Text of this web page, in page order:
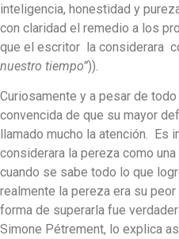
inteligencia, honestidad y
con claridad el remedio a los
que el escritor la considerara
nuestro tiempo”)).
Curiosamente y a pesar de
convencida de que su mayor
llamado mucho la atención. Es
considerara la pereza como
cuando se sabe todo lo que
realmente la pereza era su
forma de superarla fue
Simone Pétrement, lo explica